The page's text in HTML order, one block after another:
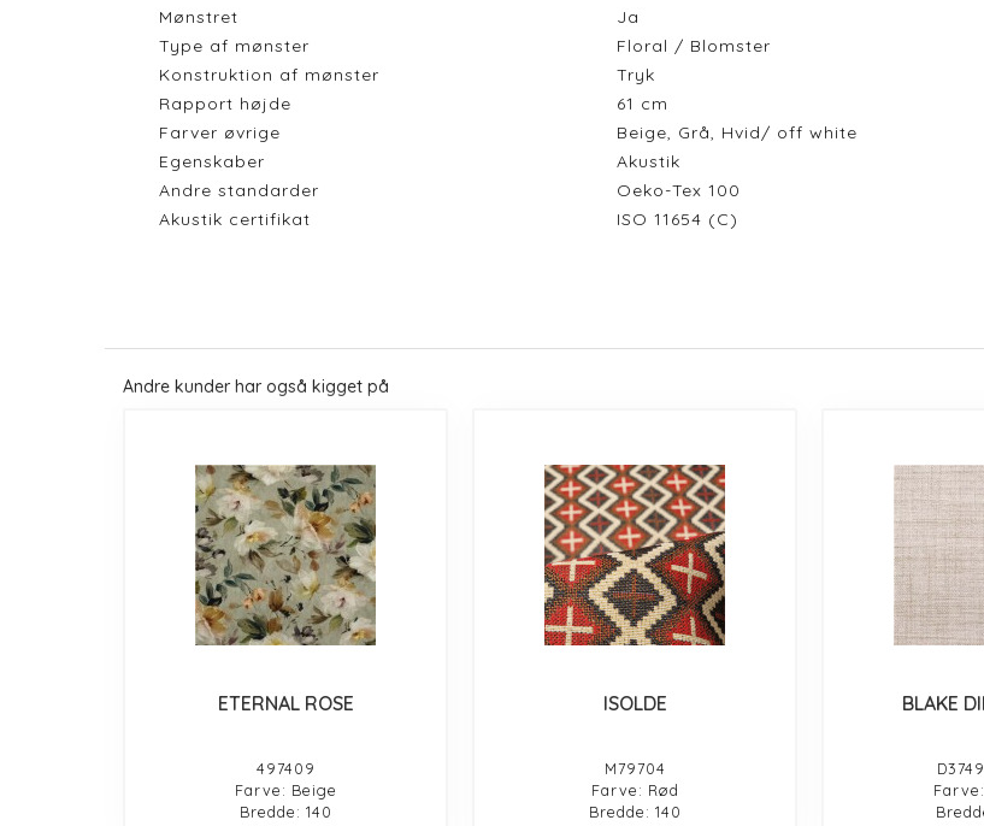
Mønstret
Ja
Type af mønster
Floral / Blomster
Konstruktion af mønster
Tryk
Rapport højde
61 cm
Farver øvrige
Beige, Grå, Hvid/ off white
Egenskaber
Akustik
Andre standarder
Oeko-Tex 100
Akustik certifikat
ISO 11654 (C)
Andre kunder har også kigget på
ETERNAL ROSE
497409
Farve: Beige
Bredde: 140
ISOLDE
M79704
Farve: Rød
Bredde: 140
BLAKE